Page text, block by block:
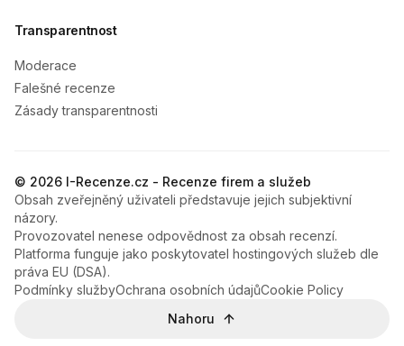
Transparentnost
Moderace
Falešné recenze
Zásady transparentnosti
© 2026 I-Recenze.cz - Recenze firem a služeb
Obsah zveřejněný uživateli představuje jejich subjektivní
názory.
Provozovatel nenese odpovědnost za obsah recenzí.
Platforma funguje jako poskytovatel hostingových služeb dle
práva EU (DSA).
Podmínky službyOchrana osobních údajůCookie Policy
Nahoru